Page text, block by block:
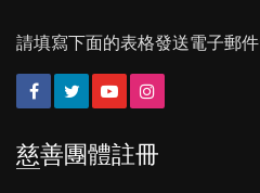
請填寫下面的表格發送電子郵件
FacebookTwitterYouTube
慈善團體註冊